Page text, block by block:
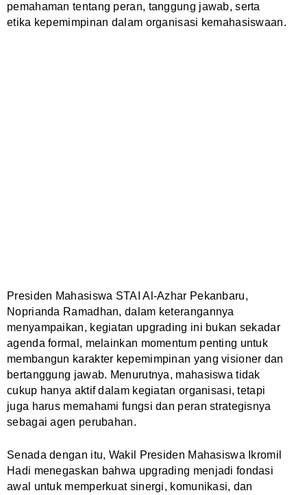
pemahaman tentang peran, tanggung jawab, serta
etika kepemimpinan dalam organisasi kemahasiswaan.
Presiden Mahasiswa STAI Al-Azhar Pekanbaru,
Noprianda Ramadhan, dalam keterangannya
menyampaikan, kegiatan upgrading ini bukan sekadar
agenda formal, melainkan momentum penting untuk
membangun karakter kepemimpinan yang visioner dan
bertanggung jawab. Menurutnya, mahasiswa tidak
cukup hanya aktif dalam kegiatan organisasi, tetapi
juga harus memahami fungsi dan peran strategisnya
sebagai agen perubahan.
Senada dengan itu, Wakil Presiden Mahasiswa Ikromil
Hadi menegaskan bahwa upgrading menjadi fondasi
awal untuk memperkuat sinergi, komunikasi, dan